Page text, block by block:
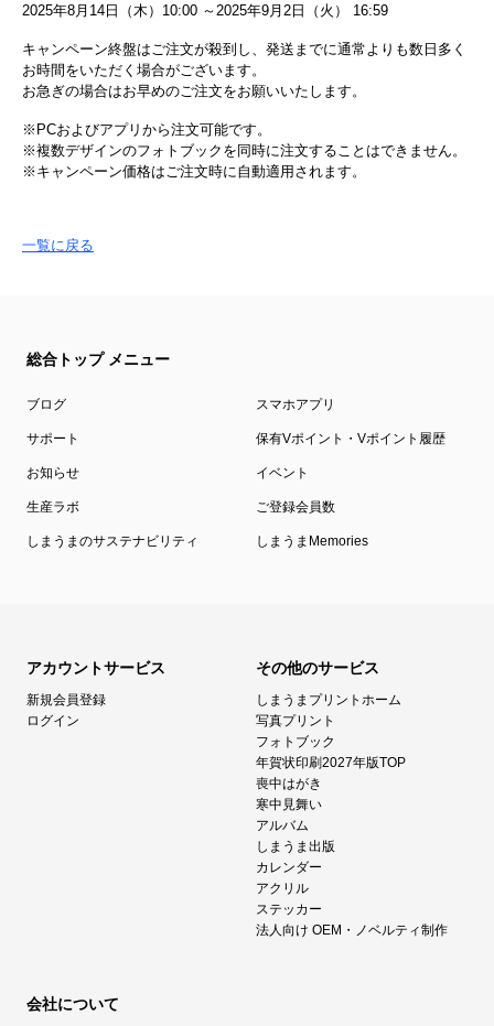
2025年8月14日（木）10:00 ～2025年9月2日（火） 16:59
キャンペーン終盤はご注文が殺到し、発送までに通常よりも数日多く
お時間をいただく場合がございます。
お急ぎの場合はお早めのご注文をお願いいたします。
※PCおよびアプリから注文可能です。
※複数デザインのフォトブックを同時に注文することはできません。
※キャンペーン価格はご注文時に自動適用されます。
一覧に戻る
総合トップ メニュー
ブログ スマホアプリ
サポート 保有Vポイント・Vポイント履歴
お知らせ イベント
生産ラボ ご登録会員数
しまうまのサステナビリティ しまうまMemories
アカウントサービス
新規会員登録
ログイン
その他のサービス
しまうまプリントホーム
写真プリント
フォトブック
年賀状印刷2027年版TOP
喪中はがき
寒中見舞い
アルバム
しまうま出版
カレンダー
アクリル
ステッカー
法人向け OEM・ノベルティ制作
会社について